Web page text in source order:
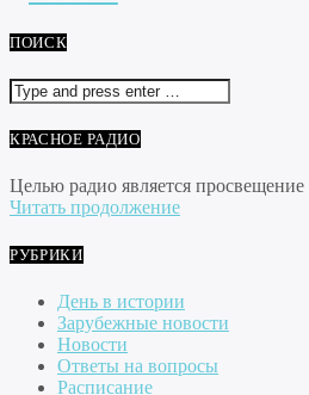
ПОИСК
КРАСНОЕ РАДИО
Целью радио является
Читать продолжение
РУБРИКИ
День в истории
Зарубежные новости
Новости
Ответы на вопросы
Расписание